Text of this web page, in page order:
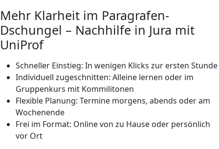
Mehr Klarheit im Paragrafen-
Dschungel – Nachhilfe in Jura mit
UniProf
Schneller Einstieg: In wenigen Klicks zur ersten Stunde
Individuell zugeschnitten: Alleine lernen oder im
Gruppenkurs mit Kommilitonen
Flexible Planung: Termine morgens, abends oder am
Wochenende
Frei im Format: Online von zu Hause oder persönlich
vor Ort